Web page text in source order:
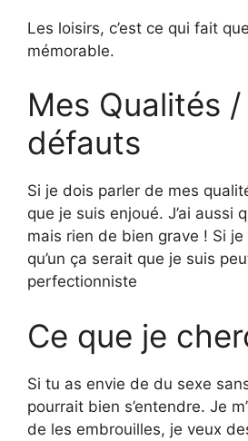
Les loisirs, c’est ce qui fait
mémorable.
Mes Qualités
défauts
Si je dois parler de mes
que je suis enjoué. J’ai aussi
mais rien de bien grave ! Si
qu’un ça serait que je suis
perfectionniste
Ce que je
Si tu as envie de du sexe
pourrait bien s’entendre. Je
de les embrouilles, je veux